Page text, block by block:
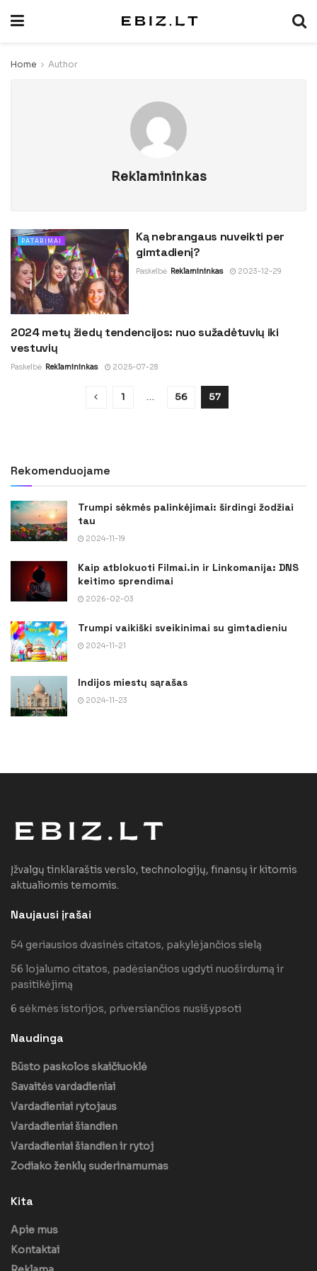
Home Author
Reklamininkas
PATARIMAI
Ką nebrangaus nuveikti per
gimtadienį?
Paskelbė Reklamininkas 2023-12-29
ĮDOMU
2024 metų žiedų tendencijos: nuo sužadėtuvių iki
vestuvių
Paskelbė Reklamininkas 2025-07-28
1 … 56 57
Rekomenduojame
Trumpi sėkmės palinkėjimai: širdingi žodžiai
tau
2024-11-19
Kaip atblokuoti Filmai.in ir Linkomanija: DNS
keitimo sprendimai
2026-02-03
Trumpi vaikiški sveikinimai su gimtadieniu
2024-11-21
Indijos miestų sąrašas
2024-11-23
Įžvalgų tinklaraštis verslo, technologijų, finansų ir kitomis
aktualiomis temomis.
Naujausi įrašai
54 geriausios dvasinės citatos, pakylėjančios sielą
56 lojalumo citatos, padėsiančios ugdyti nuoširdumą ir
pasitikėjimą
6 sėkmės istorijos, priversiančios nusišypsoti
Naudinga
Būsto paskolos skaičiuoklė
Savaitės vardadieniai
Vardadieniai rytojaus
Vardadieniai šiandien
Vardadieniai šiandien ir rytoj
Zodiako ženklų suderinamumas
Kita
Apie mus
Kontaktai